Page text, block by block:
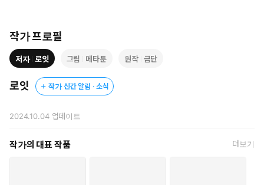
ⓒ로잇(원작:금단)/메타툰
작가 프로필
저자 로잇 그림 메타툰 원작 금단
로잇 작가 신간 알림 · 소식
2024.10.04업데이트
작가의 대표 작품 더보기